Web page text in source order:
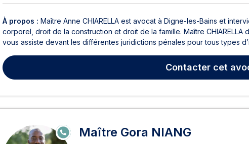
À propos : Maître Anne CHIARELLA est avocat à Digne-les-Bains et
corporel, droit de la construction et droit de la famille. Maître
vous assiste devant les différentes juridictions pénales pour tous types
Contactercet
Maître Gora NIANG
E
N